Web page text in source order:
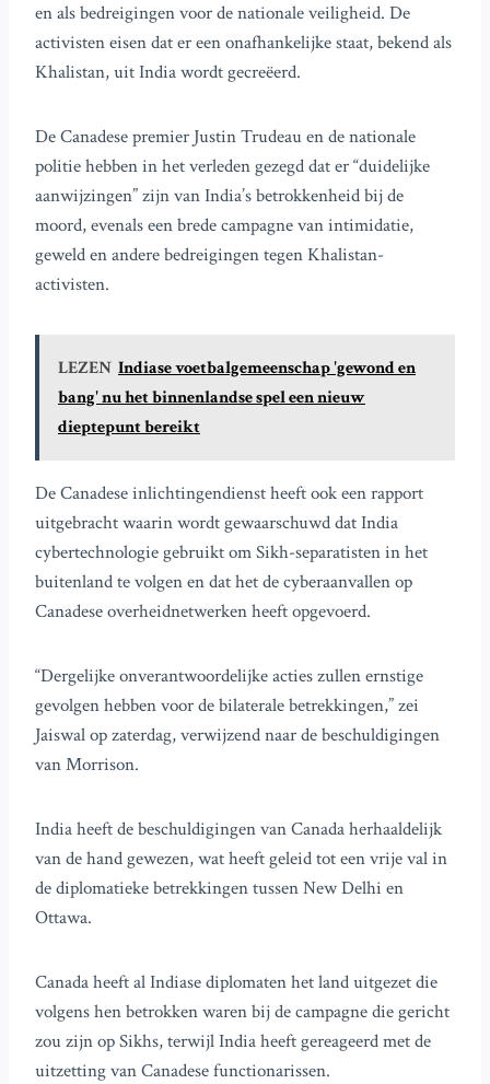
en als bedreigingen voor de nationale veiligheid. De
activisten eisen dat er een onafhankelijke staat, bekend als
Khalistan, uit India wordt gecreëerd.
De Canadese premier Justin Trudeau en de nationale
politie hebben in het verleden gezegd dat er “duidelijke
aanwijzingen” zijn van India’s betrokkenheid bij de
moord, evenals een brede campagne van intimidatie,
geweld en andere bedreigingen tegen Khalistan-
activisten.
LEZEN Indiase voetbalgemeenschap 'gewond en
bang' nu het binnenlandse spel een nieuw
dieptepunt bereikt
De Canadese inlichtingendienst heeft ook een rapport
uitgebracht waarin wordt gewaarschuwd dat India
cybertechnologie gebruikt om Sikh-separatisten in het
buitenland te volgen en dat het de cyberaanvallen op
Canadese overheidnetwerken heeft opgevoerd.
“Dergelijke onverantwoordelijke acties zullen ernstige
gevolgen hebben voor de bilaterale betrekkingen,” zei
Jaiswal op zaterdag, verwijzend naar de beschuldigingen
van Morrison.
India heeft de beschuldigingen van Canada herhaaldelijk
van de hand gewezen, wat heeft geleid tot een vrije val in
de diplomatieke betrekkingen tussen New Delhi en
Ottawa.
Canada heeft al Indiase diplomaten het land uitgezet die
volgens hen betrokken waren bij de campagne die gericht
zou zijn op Sikhs, terwijl India heeft gereageerd met de
uitzetting van Canadese functionarissen.